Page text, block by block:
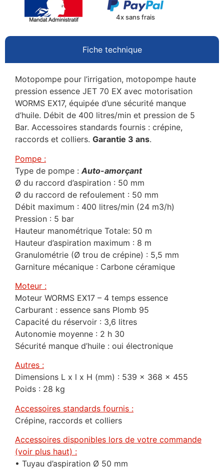
4x sans frais
Fiche technique
Motopompe pour l’irrigation, motopompe haute
pression essence JET 70 EX avec motorisation
WORMS EX17, équipée d’une sécurité manque
d’huile. Débit de 400 litres/min et pression de 5
Bar. Accessoires standards fournis : crépine,
raccords et colliers. Garantie 3 ans.
Pompe :
Type de pompe : Auto-amorçant
Ø du raccord d’aspiration : 50 mm
Ø du raccord de refoulement : 50 mm
Débit maximum : 400 litres/min (24 m3/h)
Pression : 5 bar
Hauteur manométrique Totale: 50 m
Hauteur d’aspiration maximum : 8 m
Granulométrie (Ø trou de crépine) : 5,5 mm
Garniture mécanique : Carbone céramique
Moteur :
Moteur WORMS EX17 – 4 temps essence
Carburant : essence sans Plomb 95
Capacité du réservoir : 3,6 litres
Autonomie moyenne : 2 h 30
Sécurité manque d’huile : oui électronique
Autres :
Dimensions L x l x H (mm) : 539 x 368 x 455
Poids : 28 kg
Accessoires standards fournis :
Crépine, raccords et colliers
Accessoires disponibles lors de votre commande
(voir plus haut) :
• Tuyau d’aspiration Ø 50 mm